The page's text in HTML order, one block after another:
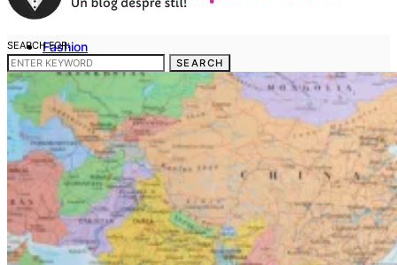
Fashion
Frumusete
Casa si gradina
Sanatate si medicina
Cum sa fac
Telefoane mobile
Contact
Gdpr
Politica noastra privind Cookies
Termeni si conditii
Stergerea datelor cu caracter personal
Disclaimer
SEARCH FOR:
SEARCH